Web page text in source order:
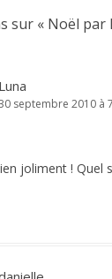
sur « Noël par
Luna
septembre 2010 à
joliment ! Quel